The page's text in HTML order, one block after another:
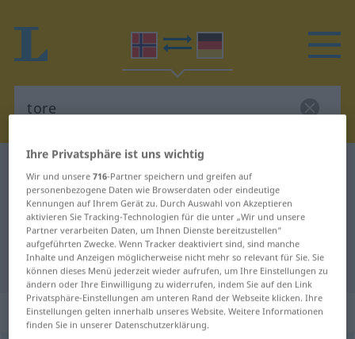
Norwegisch-Deutsch Übersetzung
für "tore"
"tore" Deutsch Übersetzung
„tore“
Ihre Privatsphäre ist uns wichtig
Wir und unsere716-Partner speichern und greifen auf
personenbezogene Daten wie Browserdaten oder eindeutige
Kennungen auf Ihrem Gerät zu. Durch Auswahl von Akzeptieren
aktivieren Sie Tracking-Technologien für die unter „Wir und unsere
Partner verarbeiten Daten, um Ihnen Dienste bereitzustellen“
aufgeführten Zwecke. Wenn Tracker deaktiviert sind, sind manche
Inhalte und Anzeigen möglicherweise nicht mehr so relevant für Sie. Sie
können dieses Menü jederzeit wieder aufrufen, um Ihre Einstellungen zu
ändern oder Ihre Einwilligung zu widerrufen, indem Sie auf den Link
Privatsphäre-Einstellungen am unteren Rand der Webseite klicken. Ihre
Einstellungen gelten innerhalb unseres Website. Weitere Informationen
finden Sie in unserer Datenschutzerklärung.